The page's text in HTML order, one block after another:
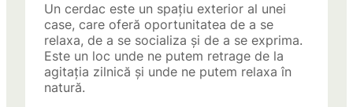
Un cerdac este un spațiu exterior al unei
case, care oferă oportunitatea de a se
relaxa, de a se socializa și de a se exprima.
Este un loc unde ne putem retrage de la
agitația zilnică și unde ne putem relaxa în
natură.